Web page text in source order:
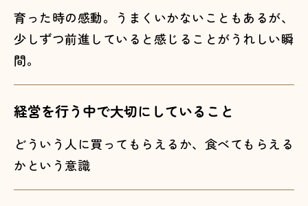
育った時の感動。うまくいかないこともあるが、
少しずつ前進していると感じることがうれしい瞬
間。
経営を行う中で大切にしていること
どういう人に買ってもらえるか、食べてもらえる
かという意識